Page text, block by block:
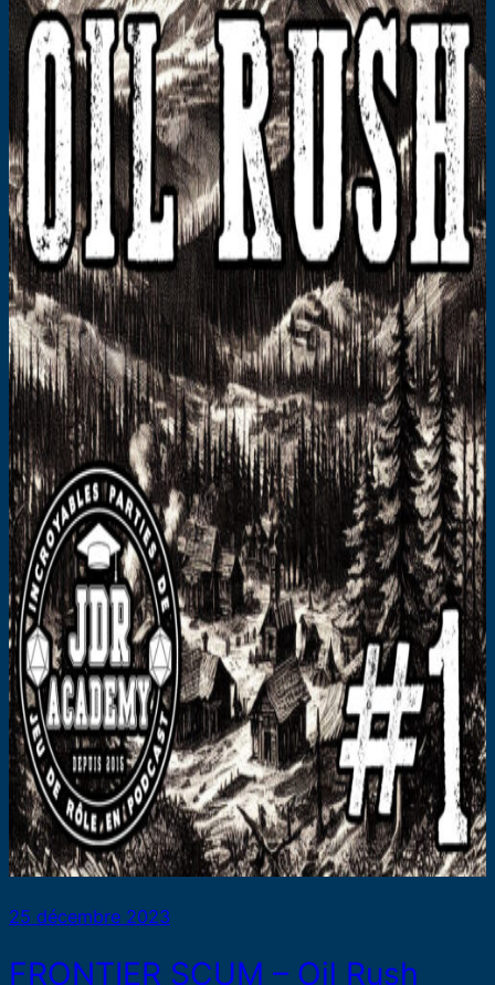
25 décembre 2023
FRONTIER SCUM – Oil Rush